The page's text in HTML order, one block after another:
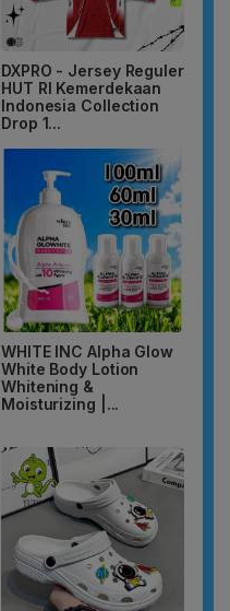
DXPRO - Jersey Reguler
HUT RI Kemerdekaan
Indonesia Collection
Drop 1...
WHITE INC Alpha Glow
White Body Lotion
Whitening &
Moisturizing |...